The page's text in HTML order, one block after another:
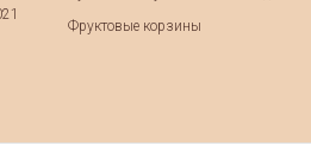
Фруктовые корзины